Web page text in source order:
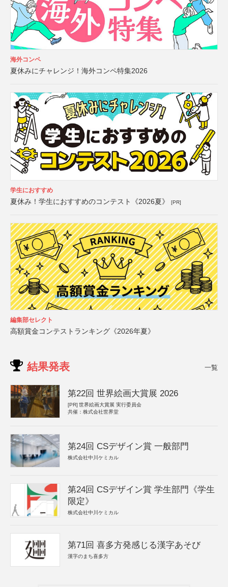
海外コンペ
夏休みにチャレンジ！海外コンペ特集2026
学生におすすめ
夏休み！学生におすすめのコンテスト《2026夏》 [PR]
編集部セレクト
高額賞金コンテストランキング《2026年夏》
結果発表 一覧
第22回 世界絵画大賞展 2026
[PR] 世界絵画大賞展 実行委員会
共催：株式会社世界堂
第24回 CSデザイン賞 一般部門
株式会社中川ケミカル
第24回 CSデザイン賞 学生部門《学生
限定》
株式会社中川ケミカル
第71回 喜多方発感じる漢字あそび
漢字のまち喜多方